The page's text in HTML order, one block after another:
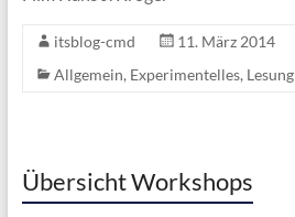
itsblog-cmd
11. März 2014
Allgemein, Experimentelles, Lesung
Übersicht Workshops